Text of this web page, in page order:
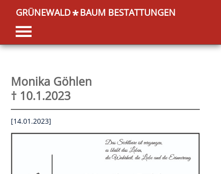
GRÜNEWALD*BAUM BESTATTUNGEN
Monika Göhlen
† 10.1.2023
[14.01.2023]